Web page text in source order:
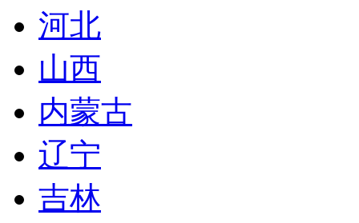
河北
山西
内蒙古
辽宁
吉林